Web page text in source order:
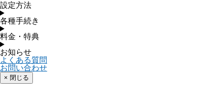
設定方法
各種手続き
料金・特典
お知らせ
よくある質問
お問い合わせ
× 閉じる